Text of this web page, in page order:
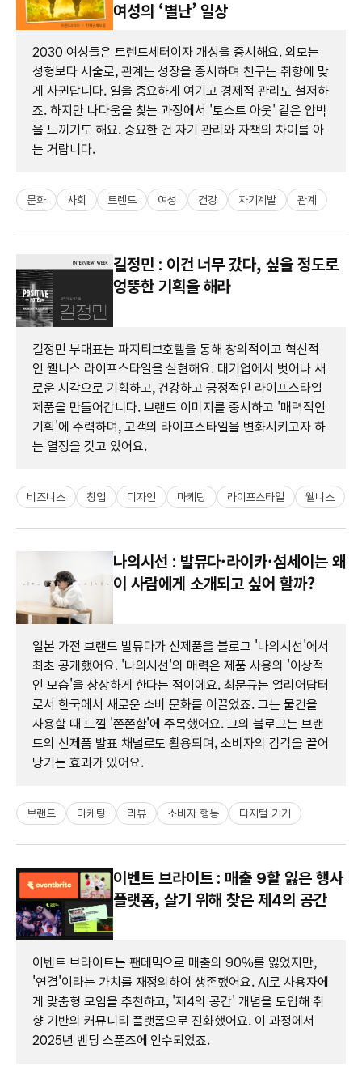
여성의 ‘별난’ 일상
2030 여성들은 트렌드세터이자 개성을 중시해요. 외모는
성형보다 시술로, 관계는 성장을 중시하며 친구는 취향에 맞
게 사귄답니다. 일을 중요하게 여기고 경제적 관리도 철저하
죠. 하지만 나다움을 찾는 과정에서 '토스트 아웃' 같은 압박
을 느끼기도 해요. 중요한 건 자기 관리와 자책의 차이를 아
는 거랍니다.
문화 사회 트렌드 여성 건강 자기계발 관계
길정민 : 이건 너무 갔다, 싶을 정도로
엉뚱한 기획을 해라
길정민 부대표는 파지티브호텔을 통해 창의적이고 혁신적
인 웰니스 라이프스타일을 실현해요. 대기업에서 벗어나 새
로운 시각으로 기획하고, 건강하고 긍정적인 라이프스타일
제품을 만들어갑니다. 브랜드 이미지를 중시하고 '매력적인
기획'에 주력하며, 고객의 라이프스타일을 변화시키고자 하
는 열정을 갖고 있어요.
비즈니스 창업 디자인 마케팅 라이프스타일 웰니스
나의시선 : 발뮤다·라이카·섬세이는 왜
이 사람에게 소개되고 싶어 할까?
일본 가전 브랜드 발뮤다가 신제품을 블로그 '나의시선'에서
최초 공개했어요. '나의시선'의 매력은 제품 사용의 '이상적
인 모습'을 상상하게 한다는 점이에요. 최문규는 얼리어답터
로서 한국에서 새로운 소비 문화를 이끌었죠. 그는 물건을
사용할 때 느낄 '쫀쫀함'에 주목했어요. 그의 블로그는 브랜
드의 신제품 발표 채널로도 활용되며, 소비자의 감각을 끌어
당기는 효과가 있어요.
브랜드 마케팅 리뷰 소비자 행동 디지털 기기
이벤트 브라이트 : 매출 9할 잃은 행사
플랫폼, 살기 위해 찾은 제4의 공간
이벤트 브라이트는 팬데믹으로 매출의 90%를 잃었지만,
'연결'이라는 가치를 재정의하여 생존했어요. AI로 사용자에
게 맞춤형 모임을 추천하고, '제4의 공간' 개념을 도입해 취
향 기반의 커뮤니티 플랫폼으로 진화했어요. 이 과정에서
2025년 벤딩 스푼즈에 인수되었죠.